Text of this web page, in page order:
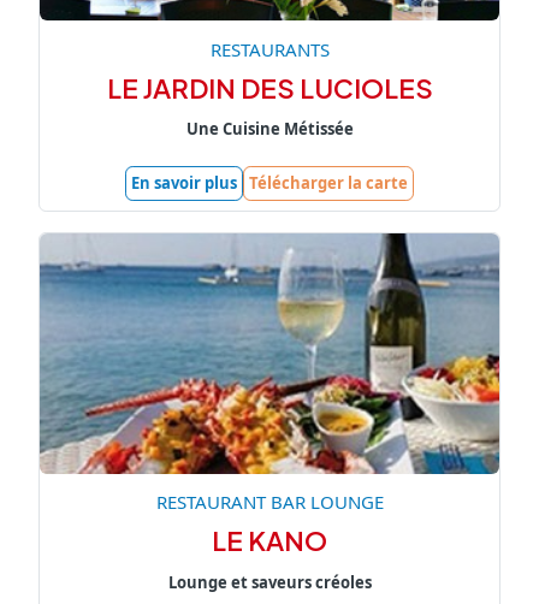
RESTAURANTS
LE JARDIN DES LUCIOLES
Une Cuisine Métissée
En savoir plus Télécharger la carte
RESTAURANT BAR LOUNGE
LE KANO
Lounge et saveurs créoles